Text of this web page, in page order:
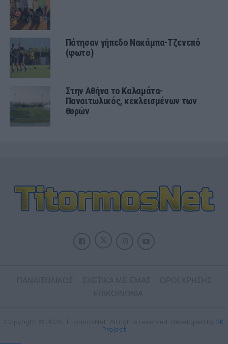
Πάτησαν γήπεδο Νακάμπα-Τζενεπό
(φωτο)
Στην Αθήνα το Καλαμάτα-
Παναιτωλικός, κεκλεισμένων των
θυρών
2K
Project